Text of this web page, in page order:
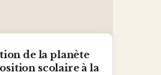
de la planète
scolaire à la